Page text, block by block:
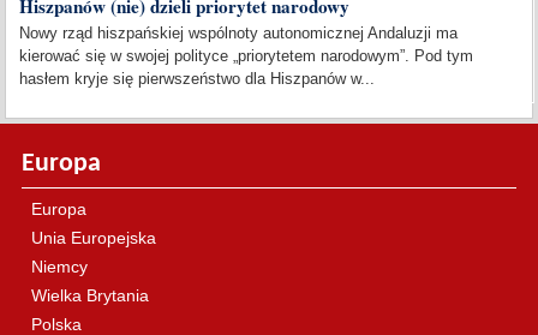
Hiszpanów (nie) dzieli priorytet narodowy
Nowy rząd hiszpańskiej wspólnoty autonomicznej Andaluzji ma
kierować się w swojej polityce „priorytetem narodowym”. Pod tym
hasłem kryje się pierwszeństwo dla Hiszpanów w...
Europa
Europa
Unia Europejska
Niemcy
Wielka Brytania
Polska